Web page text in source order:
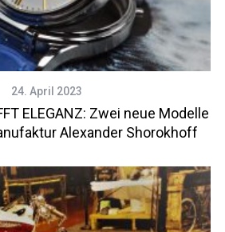
24. April 2023
ELEGANZ: Zwei neue Modelle
Alexander Shorokhoff